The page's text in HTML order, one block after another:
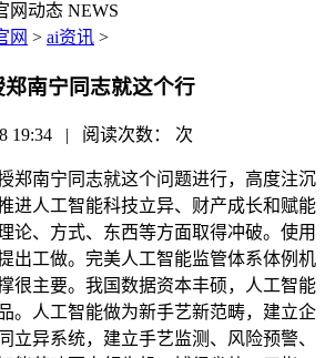
网动态 NEWS
网 > ai资讯 >
南宁同志就这个行
19:34 | 阅读次数： 次
南宁同志就这个问题进行，高度注沉
进人工智能科技立异、财产成长和赋能
论、方式、东西等方面取得冲破。使用
出工做。完美人工智能监管体系体例机
很主要。我国数据资本丰硕，人工智能
。人工智能做为新手艺新范畴，建立企
立异系统，建立手艺监测、风险预警、